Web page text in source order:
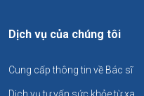
Dịch vụ của chúng tôi
Cung cấp thông tin về Bác sĩ
Dịch vụ tư vấn sức khỏe từ xa